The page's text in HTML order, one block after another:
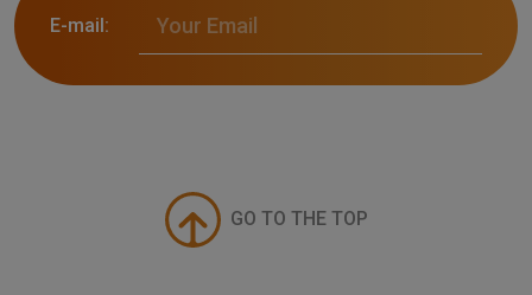
E-mail:
GO TO THE TOP